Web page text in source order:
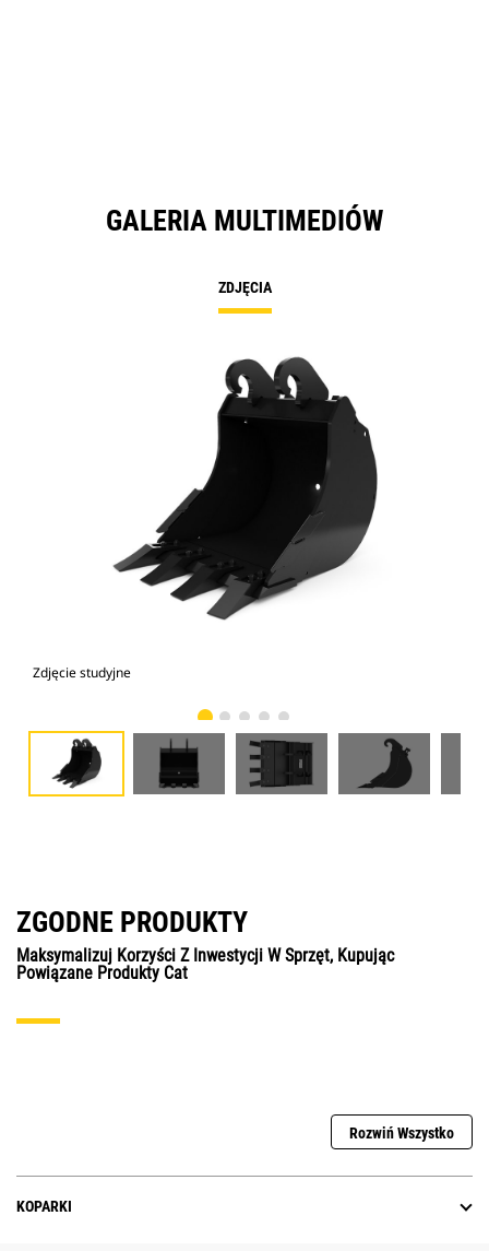
GALERIA MULTIMEDIÓW
ZDJĘCIA
Zdjęcie studyjne
ZGODNE PRODUKTY
Maksymalizuj Korzyści Z Inwestycji W Sprzęt, Kupując
Powiązane Produkty Cat
Rozwiń Wszystko
KOPARKI